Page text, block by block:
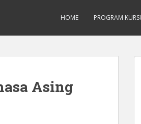
Pemula Mataram
HOME PROGRAM
Asing